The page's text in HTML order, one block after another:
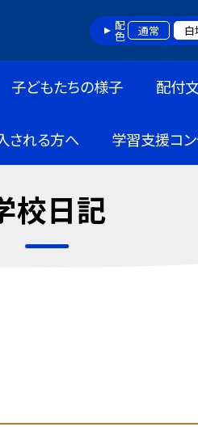
配色 通常 白
子どもたちの様子 配付
される方へ 学習支援コ
校日記